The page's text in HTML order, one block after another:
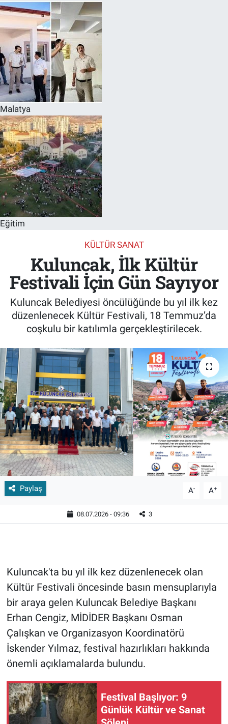
Malatya
Eğitim
KÜLTÜR SANAT
Kuluncak, İlk Kültür
Festivali İçin Gün Sayıyor
Kuluncak Belediyesi öncülüğünde bu yıl ilk kez
düzenlenecek Kültür Festivali, 18 Temmuz’da
coşkulu bir katılımla gerçekleştirilecek.
Paylaş A- A+
08.07.2026 - 09:36 3
Kuluncak'ta bu yıl ilk kez düzenlenecek olan
Kültür Festivali öncesinde basın mensuplarıyla
bir araya gelen Kuluncak Belediye Başkanı
Erhan Cengiz, MİDİDER Başkanı Osman
Çalışkan ve Organizasyon Koordinatörü
İskender Yılmaz, festival hazırlıkları hakkında
önemli açıklamalarda bulundu.
Festival Başlıyor: 9
Günlük Kültür ve Sanat